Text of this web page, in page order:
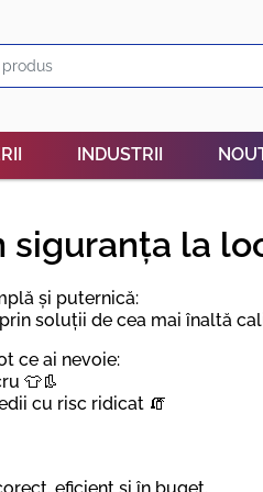
INDUSTRII
la
și puternică:
soluții de cea mai înaltă
ce ai nevoie:
👕👢
cu risc ridicat 🧯